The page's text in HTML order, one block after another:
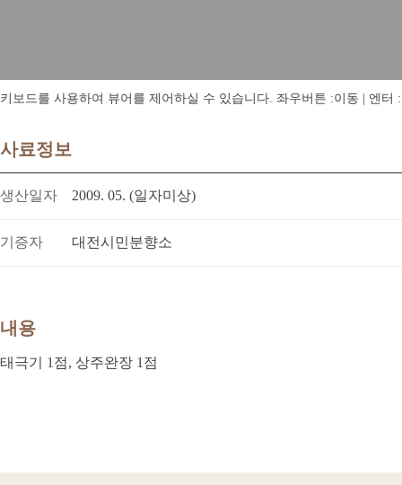
키보드를 사용하여 뷰어를 제어하실 수 있습니다. 좌우버튼 :이동 | 엔터
사료정보
생산일자 2009. 05. (일자미상)
기증자 대전시민분향소
내용
태극기 1점, 상주완장 1점